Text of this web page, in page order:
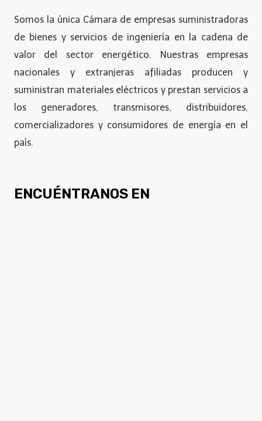
Somos la única Cámara de empresas suministradoras
de bienes y servicios de ingeniería en la cadena de
valor del sector energético. Nuestras empresas
nacionales y extranjeras afiliadas producen y
suministran materiales eléctricos y prestan servicios a
los generadores, transmisores, distribuidores,
comercializadores y consumidores de energía en el
país.
ENCUÉNTRANOS EN